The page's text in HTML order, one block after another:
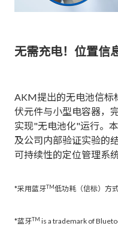
无需充电！位置信
AKM提出的无电池信标
伏元件与小型电容器，
实现"无电池化"运行。
及公司内部验证实验的
可持续性的定位管理系
*采用蓝牙TM低功耗（信标）方
*蓝牙TM is a trademark of